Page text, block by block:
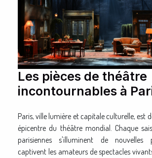
Les pièces de théâtre
incontournables à
Paris, ville lumière et capitale culturelle, est
épicentre du théâtre mondial. Chaque
parisiennes s'illuminent de nouvelles
captivent les amateurs de spectacles